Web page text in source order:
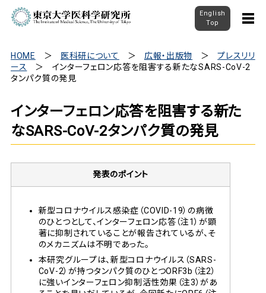
English
Top
HOME 医科研について 広報・出版物
プレスリリ
ース
インターフェロン応答を阻害する新たなSARS-CoV-2
タンパク質の発見
インターフェロン応答を阻害する新た
なSARS-CoV-2タンパク質の発見
発表のポイント
新型コロナウイルス感染症（COVID-19）の病徴
のひとつとして、インターフェロン応答（注1）が顕
著に抑制されていることが報告されているが、そ
のメカニズムは不明であった。
本研究グループは、新型コロナウイルス（SARS-
CoV-2）が持つタンパク質のひとつORF3b（注2）
に強いインターフェロン抑制活性効果（注3）があ